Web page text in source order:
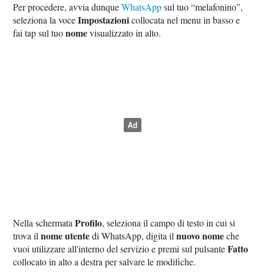
Per procedere, avvia dunqueWhatsAppsul tuo “melafonino”,
seleziona la voceImpostazionicollocata nel menu in basso e
fai tap sul tuonomevisualizzato in alto.
Nella schermataProfilo, seleziona il campo di testo in cui si
trova ilnome utentedi WhatsApp, digita ilnuovo nomeche
vuoi utilizzare all'interno del servizio e premi sul pulsanteFatto
collocato in alto a destra per salvare le modifiche.